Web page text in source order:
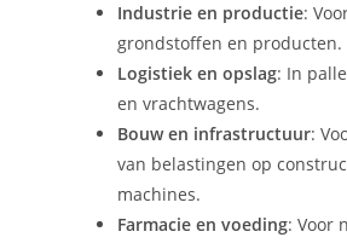
Industrie en productie:
grondstoffen en producten.
Logistiek en opslag: In
en vrachtwagens.
Bouw en infrastructuur:
van belastingen op
machines.
Farmacie en voeding: Voor